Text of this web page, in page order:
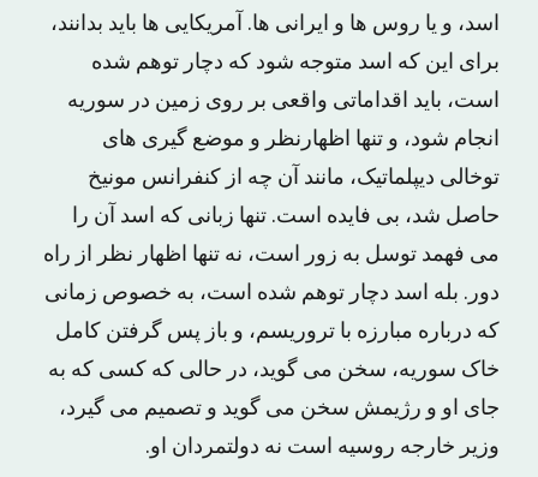
اسد، و یا روس ها و ایرانی ها. آمریکایی ها باید بدانند،
برای این که اسد متوجه شود که دچار توهم شده
است، باید اقداماتی واقعی بر روی زمین در سوریه
انجام شود، و تنها اظهارنظر و موضع گیری های
توخالی دیپلماتیک، مانند آن چه از کنفرانس مونیخ
حاصل شد، بی فایده است. تنها زبانی که اسد آن را
می فهمد توسل به زور است، نه تنها اظهار نظر از راه
دور. بله اسد دچار توهم شده است، به خصوص زمانی
که درباره مبارزه با تروریسم، و باز پس گرفتن کامل
خاک سوریه، سخن می گوید، در حالی که کسی که به
جای او و رژیمش سخن می گوید و تصمیم می گیرد،
وزیر خارجه روسیه است نه دولتمردان او.